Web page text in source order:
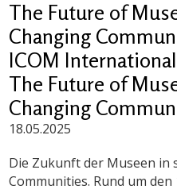
The Future of
Changing
ICOM
The Future of
Changing
18.05.2025
Die Zukunft der Museen in
Communities. Rund um den